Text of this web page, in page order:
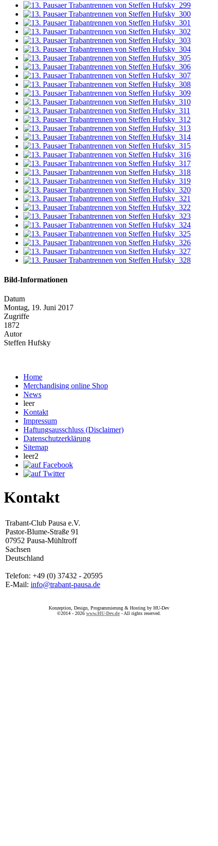
Bild-Informationen
Datum
Montag, 19. Juni 2017
Zugriffe
1872
Autor
Steffen Hufsky
Home
Merchandising online Shop
News
leer
Kontakt
Impressum
Haftungsausschluss (Disclaimer)
Datenschutzerklärung
Sitemap
leer2
Kontakt
Trabant-Club Pausa e.V.
Pastor-Blume-Straße 91
07952 Pausa-Mühltroff
Sachsen
Deutschland
Telefon: +49 (0) 37432 - 20595
E-Mail: info@trabant-pausa.de
Konzeption, Design, Programmierung & Hosting by HU-Dev
©2014 - 2026 www.HU-Dev.de - All rights reserved.